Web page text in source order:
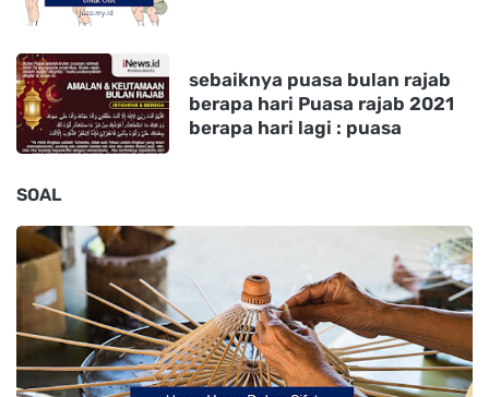
sebaiknya puasa bulan rajab
berapa hari Puasa rajab 2021
berapa hari lagi : puasa
SOAL